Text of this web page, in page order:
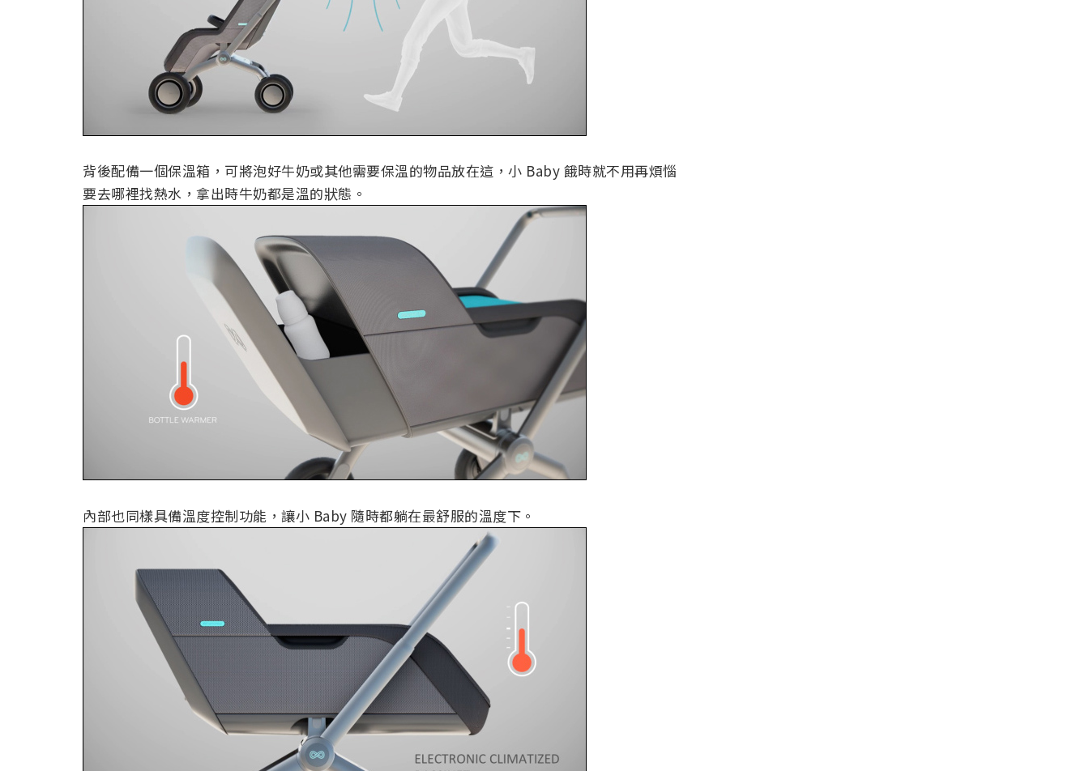
背後配備一個保溫箱，可將泡好牛奶或其他需要保溫的物品放在這，小 Baby 餓時就不用再煩惱
要去哪裡找熱水，拿出時牛奶都是溫的狀態。
內部也同樣具備溫度控制功能，讓小 Baby 隨時都躺在最舒服的溫度下。